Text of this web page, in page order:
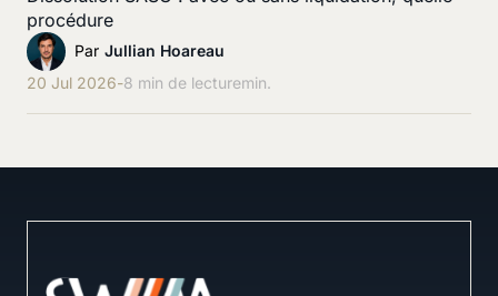
procédure
Par Jullian Hoareau
20 Jul 2026-8 min de lecturemin.